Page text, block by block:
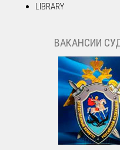
LIBRARY
ВАКАНСИИ